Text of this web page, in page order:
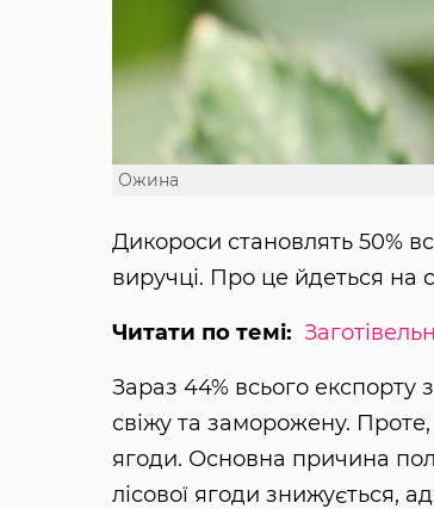
Ожина
Дикороси становлять 50%
виручці. Про це йдеться на
Читати по темі:
Зараз 44% всього експорту
свіжу та заморожену.
ягоди. Основна причина
лісової ягоди знижується,